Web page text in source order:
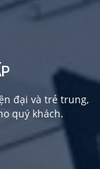
đại và trẻ trung,
quý khách.